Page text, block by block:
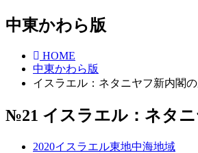
中東かわら版
HOME
中東かわら版
イスラエル：ネタニヤフ新内閣
№21 イスラエル：ネタ
2020イスラエル東地中海地域